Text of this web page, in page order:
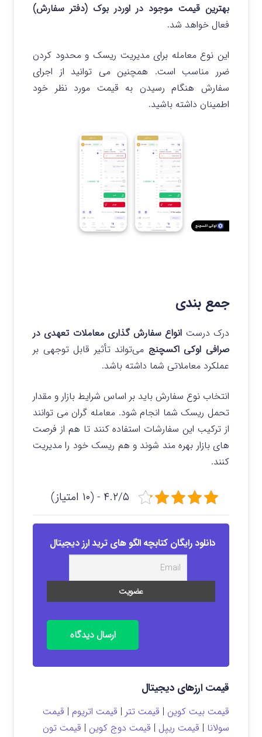
بهترین قیمت موجود در اوردر بوک (دفتر سفارش)
فعال خواهد شد.
این نوع معامله برای مدیریت ریسک و محدود کردن
ضرر مناسب است. همچنین می توانید از اجرای
سفارش هنگام رسیدن به قیمت مورد نظر خود
اطمینان داشته باشید.
جمع بندی
درک درست انواع سفارش گذاری معاملات تعهدی در
صرافی اوکی اکسچنج می‌تواند تأثیر قابل توجهی بر
عملکرد معاملاتی شما داشته باشد.
انتخاب نوع سفارش باید بر اساس شرایط بازار و مقدار
تحمل ریسک شما انجام شود. معامله‌ گران می توانند
از ترکیب این سفارشات استفاده کنند تا هم از فرصت‌
های بازار بهره مند شوند و هم ریسک خود را مدیریت
کنند.
۴.۲/۵ - (۱۰ امتیاز)
دانلود رایگان کتابچه الگو های ترید ارز دیجیتال
ارسال دیدگاه
قیمت ارزهای دیجیتال
قیمت بیت کوین | قیمت تتر | قیمت اتریوم | قیمت
سولانا | قیمت ریپل | قیمت دوج کوین | قیمت تون